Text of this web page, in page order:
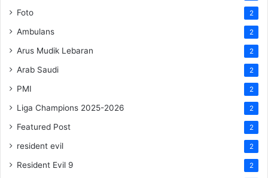
Foto 2
Ambulans 2
Arus Mudik Lebaran 2
Arab Saudi 2
PMI 2
Liga Champions 2025-2026 2
Featured Post 2
resident evil 2
Resident Evil 9 2